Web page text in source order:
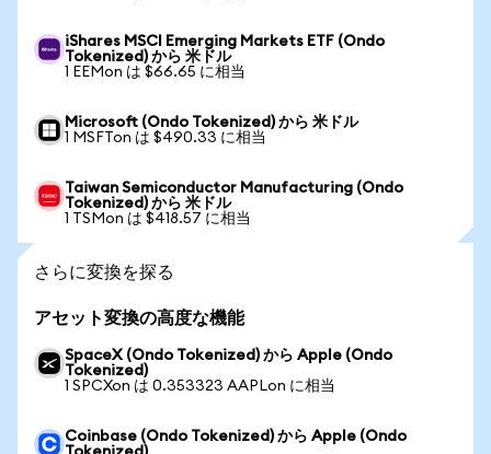
iShares MSCI Emerging Markets ETF (Ondo
Tokenized) から 米ドル
1 EEMon は $66.65 に相当
Microsoft (Ondo Tokenized) から 米ドル
1 MSFTon は $490.33 に相当
Taiwan Semiconductor Manufacturing (Ondo
Tokenized) から 米ドル
1 TSMon は $418.57 に相当
さらに変換を探る
アセット変換の高度な機能
SpaceX (Ondo Tokenized) から Apple (Ondo
Tokenized)
1 SPCXon は 0.353323 AAPLon に相当
Coinbase (Ondo Tokenized) から Apple (Ondo